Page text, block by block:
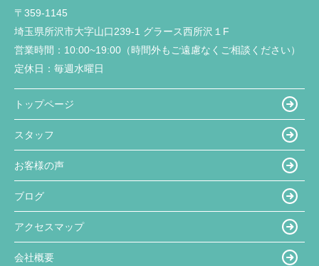
〒359-1145
埼玉県所沢市大字山口239-1 グラース西所沢１F
営業時間： 10:00~19:00（時間外もご遠慮なくご相談ください）
定休日： 毎週水曜日
トップページ
スタッフ
お客様の声
ブログ
アクセスマップ
会社概要